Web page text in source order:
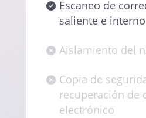
Escaneo de
saliente e interno
Aislamiento del
Copia de
recuperación de
electrónico